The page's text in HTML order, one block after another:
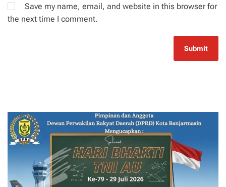
Save my name, email, and website in this browser for
the next time I comment.